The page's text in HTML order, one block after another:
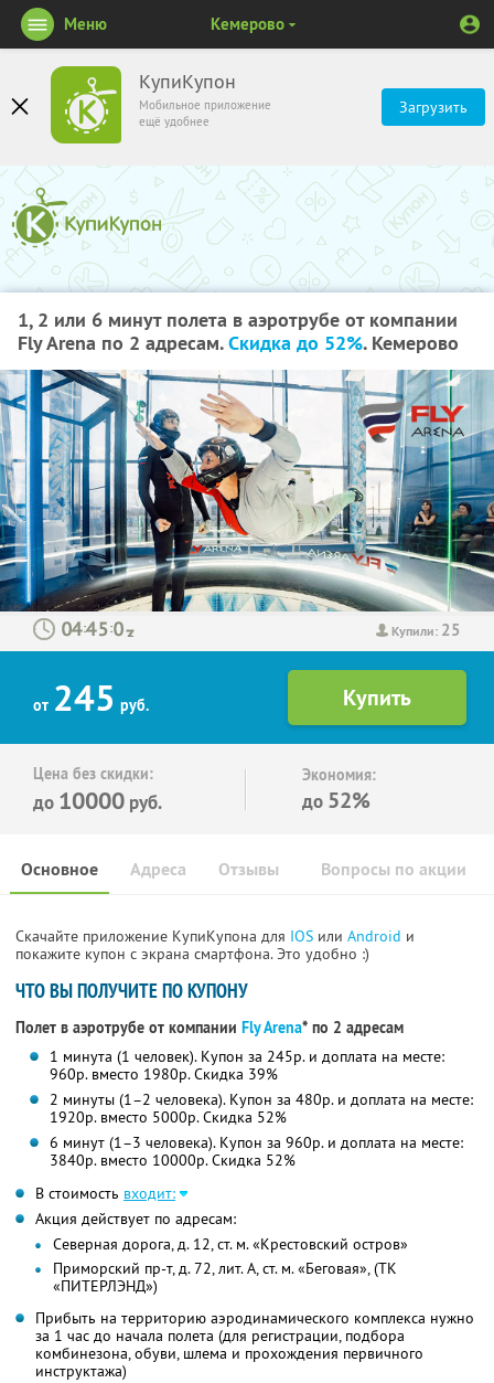
КупиКупон
Мобильное приложение
ещё удобнее
Загрузить
Меню Кемерово
1, 2 или 6 минут полета в аэротрубе от компании
Fly Arena по 2 адресам.Скидка до 52%. Кемерово
Купили: 25
: :
от 245 руб.
Цена без скидки:
до 10000 руб.
Экономия:
до 52%
Основное Отзывы Вопросы по акции
Адреса
Скачайте приложение КупиКупона для IOS или Android и
покажите купон с экрана смартфона. Это удобно :)
ЧТО ВЫ ПОЛУЧИТЕ ПО КУПОНУ
Полет в аэротрубе от компании Fly Arena* по 2 адресам
1 минута (1 человек). Купон за 245р. и доплата на месте:
960р. вместо 1980р. Скидка 39%
2 минуты (1–2 человека). Купон за 480р. и доплата на месте:
1920р. вместо 5000р. Скидка 52%
6 минут (1–3 человека). Купон за 960р. и доплата на месте:
3840р. вместо 10000р. Скидка 52%
В стоимость входит:
Акция действует по адресам:
Северная дорога, д. 12, ст. м. «Крестовский остров»
Приморский пр-т, д. 72, лит. А, ст. м. «Беговая», (ТК
«ПИТЕРЛЭНД»)
Прибыть на территорию аэродинамического комплекса нужно
за 1 час до начала полета (для регистрации, подбора
комбинезона, обуви, шлема и прохождения первичного
инструктажа)